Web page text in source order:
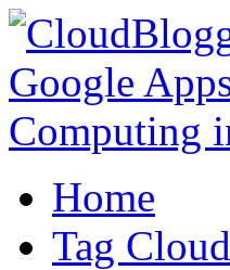
Home
Tag Cloud